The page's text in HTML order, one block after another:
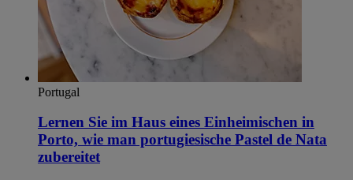
Portugal
Lernen Sie im Haus eines Einheimischen in
Porto, wie man portugiesische Pastel de Nata
zubereitet